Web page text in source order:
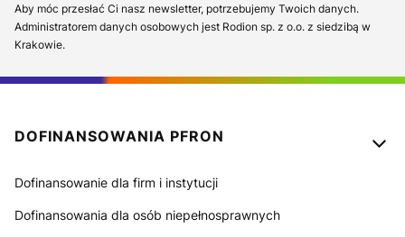
Aby móc przesłać Ci nasz newsletter, potrzebujemy Twoich danych.
Administratorem danych osobowych jest Rodion sp. z o.o. z siedzibą w
Krakowie.
Linki w stopce
DOFINANSOWANIA PFRON
Dofinansowanie dla firm i instytucji
Dofinansowania dla osób niepełnosprawnych